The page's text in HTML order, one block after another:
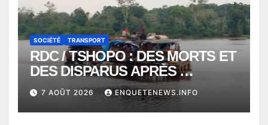
SOCIÉTÉ TRANSPORT
RDC / TSHOPO : DES MORTS ET
DES DISPARUS APRÈS
NAUFRAGE D’UNE BALEINIERE
À QUELQUES KILOMÈTRES DE
KISANGANI
7 AOÛT 2026 ENQUETENEWS.INFO